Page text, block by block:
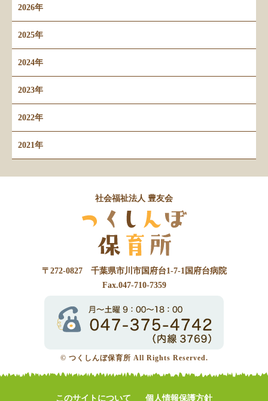
2026年
2025年
2024年
2023年
2022年
2021年
社会福祉法人 豊友会
〒272-0827 千葉県市川市国府台1-7-1国府台病院
Fax.047-710-7359
© つくしんぼ保育所 All Rights Reserved.
このサイトについて 個人情報保護方針